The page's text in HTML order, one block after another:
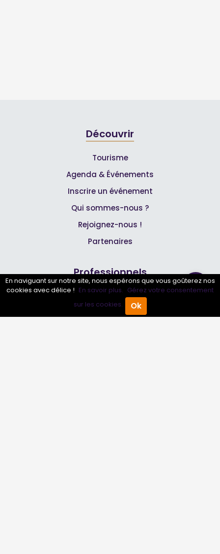
Annuaire Pro Agenda
Découvrir
Tourisme
Agenda & Événements
Inscrire un événement
Qui sommes-nous ?
Rejoignez-nous !
Partenaires
Professionnels
Annuaire pro
Inscrire mon entreprise
En naviguant sur notre site, nous espérons que vous goûterez nos
cookies avec délice ! En savoir plus. Gérez votre consentement
sur les cookies.
Ok